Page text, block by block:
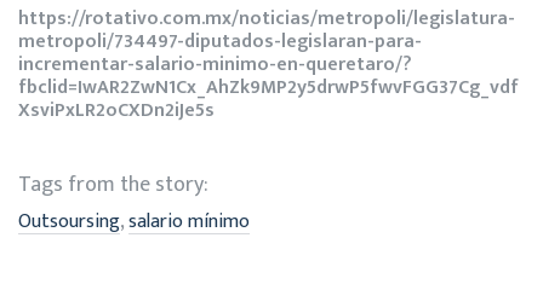
https://rotativo.com.mx/noticias/metropoli/legislatura-
metropoli/734497-diputados-legislaran-para-
incrementar-salario-minimo-en-queretaro/?
fbclid=IwAR2ZwN1Cx_AhZk9MP2y5drwP5fwvFGG37Cg_vdf
XsviPxLR2oCXDn2iJe5s
Tags from the story:
Outsoursing,salario mínimo